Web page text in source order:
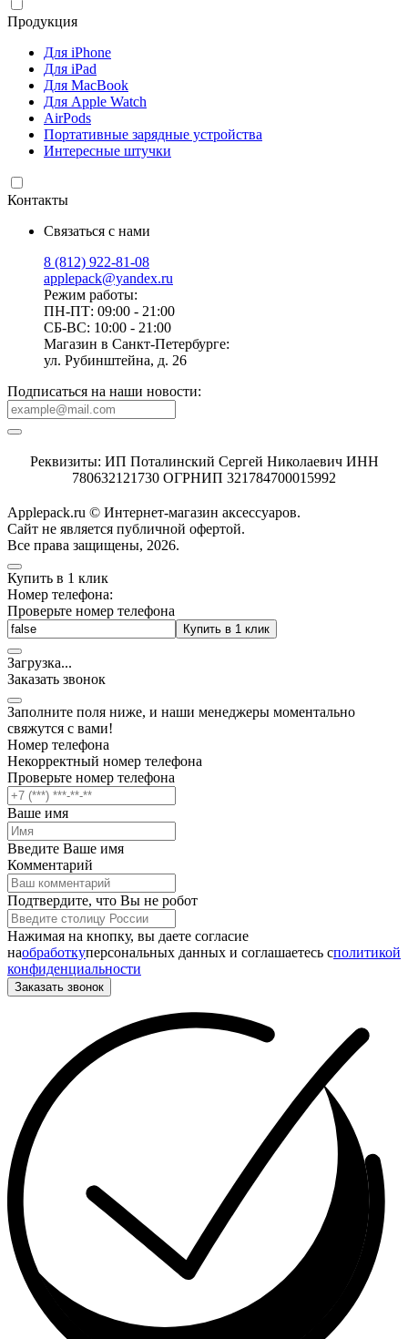
Продукция
Для iPhone
Для iPad
Для MacBook
Для Apple Watch
AirPods
Портативные зарядные устройства
Интересные штучки
Контакты
Связаться с нами
8 (812) 922-81-08
applepack@yandex.ru
Режим работы:
ПН-ПТ: 09:00 - 21:00
СБ-ВС: 10:00 - 21:00
Магазин в Санкт-Петербурге:
ул. Рубинштейна, д. 26
Подписаться на наши новости:
Реквизиты: ИП Поталинский Сергей Николаевич ИНН
780632121730 ОГРНИП 321784700015992
Applepack.ru © Интернет-магазин аксессуаров.
Cайт не является публичной офертой.
Все права защищены, 2026.
Купить в 1 клик
Номер телефона:
Проверьте номер телефона
Купить в 1 клик
Загрузка...
Заказать звонок
Заполните поля ниже, и наши менеджеры моментально
свяжутся с вами!
Номер телефона
Некорректный номер телефона
Проверьте номер телефона
Ваше имя
Введите Ваше имя
Комментарий
Подтвердите, что Вы не робот
Нажимая на кнопку, вы даете согласие
наобработкуперсональных данных и соглашаетесь cполитикой
конфиденциальности
Заказать звонок